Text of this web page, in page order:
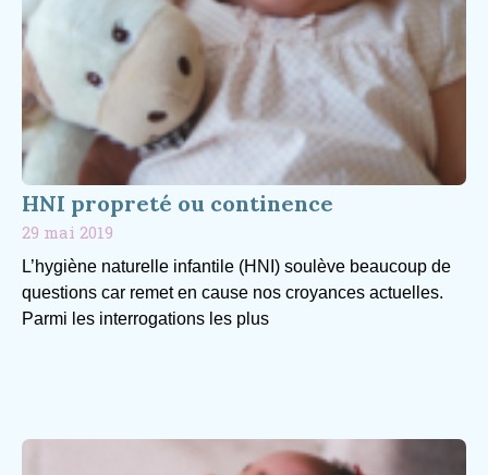
HNI propreté ou continence
29 mai 2019
L’hygiène naturelle infantile (HNI) soulève beaucoup de
questions car remet en cause nos croyances actuelles.
Parmi les interrogations les plus